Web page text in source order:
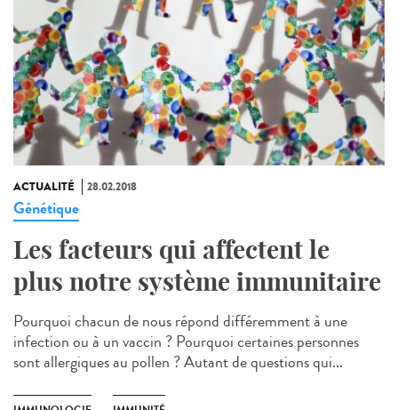
ACTUALITÉ 28.02.2018
Génétique
Les facteurs qui affectent le
plus notre système immunitaire
Pourquoi chacun de nous répond différemment à une
infection ou à un vaccin ? Pourquoi certaines personnes
sont allergiques au pollen ? Autant de questions qui...